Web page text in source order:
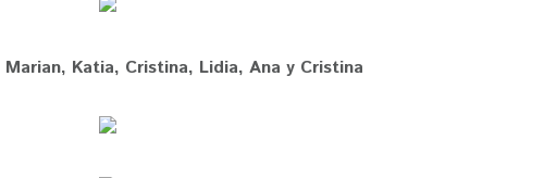
Marian, Katia, Cristina, Lidia, Ana y Cristina